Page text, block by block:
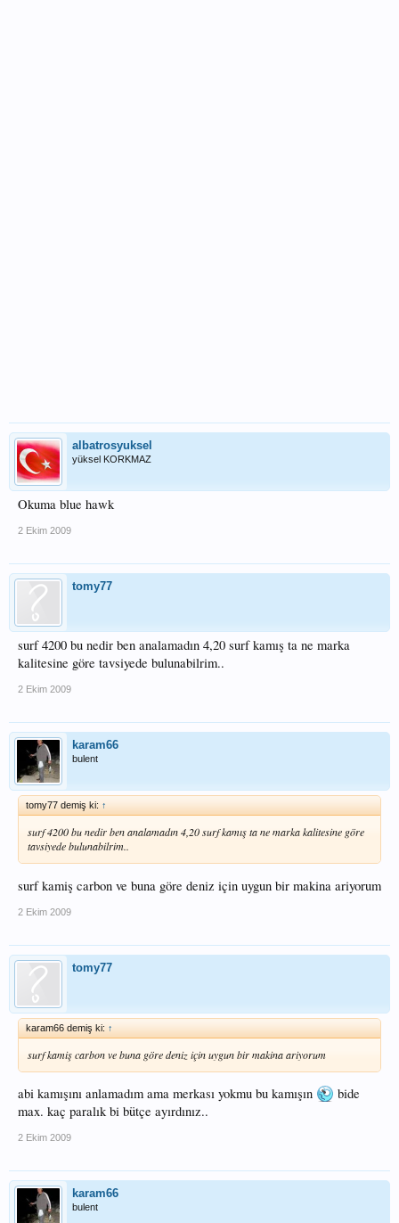
albatrosyuksel
yüksel KORKMAZ
Okuma blue hawk
2 Ekim 2009
tomy77
surf 4200 bu nedir ben analamadın 4,20 surf kamış ta ne marka
kalitesine göre tavsiyede bulunabilrim..
2 Ekim 2009
karam66
bulent
tomy77 demiş ki: ↑
surf 4200 bu nedir ben analamadın 4,20 surf kamış ta ne marka kalitesine göre
tavsiyede bulunabilrim..
surf kamiş carbon ve buna göre deniz için uygun bir makina ariyorum
2 Ekim 2009
tomy77
karam66 demiş ki: ↑
surf kamiş carbon ve buna göre deniz için uygun bir makina ariyorum
abi kamışını anlamadım ama merkası yokmu bu kamışın
bide
max. kaç paralık bi bütçe ayırdınız..
2 Ekim 2009
karam66
bulent